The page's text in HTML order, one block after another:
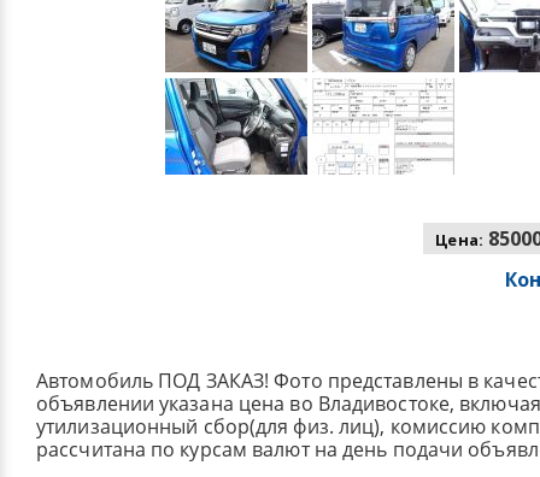
Цена:
Автомобиль ПОД ЗАКАЗ! Фото представлены в
объявлении указана цена во Владивостоке,
утилизационный сбор(для физ. лиц), комиссию
рассчитана по курсам валют на день подачи